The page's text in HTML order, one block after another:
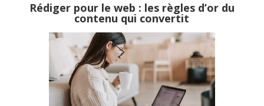
Rédiger pour le web : les règles d’or du
contenu qui convertit